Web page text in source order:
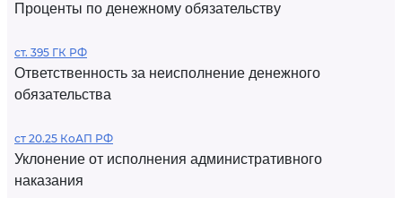
Проценты по денежному обязательству
ст. 395 ГК РФ
Ответственность за неисполнение денежного
обязательства
ст 20.25 КоАП РФ
Уклонение от исполнения административного
наказания